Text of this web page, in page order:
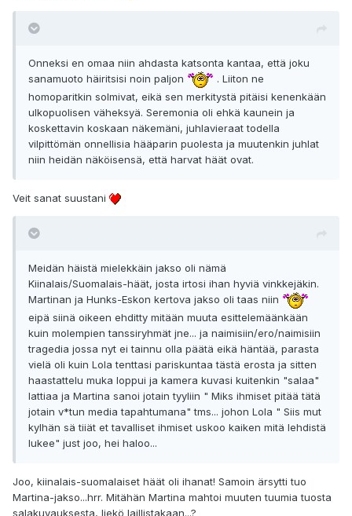
Onneksi en omaa niin ahdasta katsonta kantaa, että joku
sanamuoto häiritsisi noin paljon
. Liiton ne
homoparitkin solmivat, eikä sen merkitystä pitäisi kenenkään
ulkopuolisen väheksyä. Seremonia oli ehkä kaunein ja
koskettavin koskaan näkemäni, juhlavieraat todella
vilpittömän onnellisia hääparin puolesta ja muutenkin juhlat
niin heidän näköisensä, että harvat häät ovat.
Veit sanat suustani
Meidän häistä mielekkäin jakso oli nämä
Kiinalais/Suomalais-häät, josta irtosi ihan hyviä vinkkejäkin.
Martinan ja Hunks-Eskon kertova jakso oli taas niin
eipä siinä oikeen ehditty mitään muuta esittelemäänkään
kuin molempien tanssiryhmät jne... ja naimisiin/ero/naimisiin
tragedia jossa nyt ei tainnu olla päätä eikä häntää, parasta
vielä oli kuin Lola tenttasi pariskuntaa tästä erosta ja sitten
haastattelu muka loppui ja kamera kuvasi kuitenkin "salaa"
lattiaa ja Martina sanoi jotain tyyliin " Miks ihmiset pitää tätä
jotain v*tun media tapahtumana" tms... johon Lola " Siis mut
kylhän sä tiiät et tavalliset ihmiset uskoo kaiken mitä lehdistä
lukee" just joo, hei haloo...
Joo, kiinalais-suomalaiset häät oli ihanat! Samoin ärsytti tuo
Martina-jakso...hrr. Mitähän Martina mahtoi muuten tuumia tuosta
salakuvauksesta, liekö laillistakaan...?